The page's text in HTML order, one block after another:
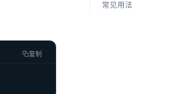
复制
常见用法